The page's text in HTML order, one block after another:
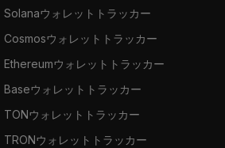
Solanaウォレットトラッカー
Cosmosウォレットトラッカー
Ethereumウォレットトラッカー
Baseウォレットトラッカー
TONウォレットトラッカー
TRONウォレットトラッカー